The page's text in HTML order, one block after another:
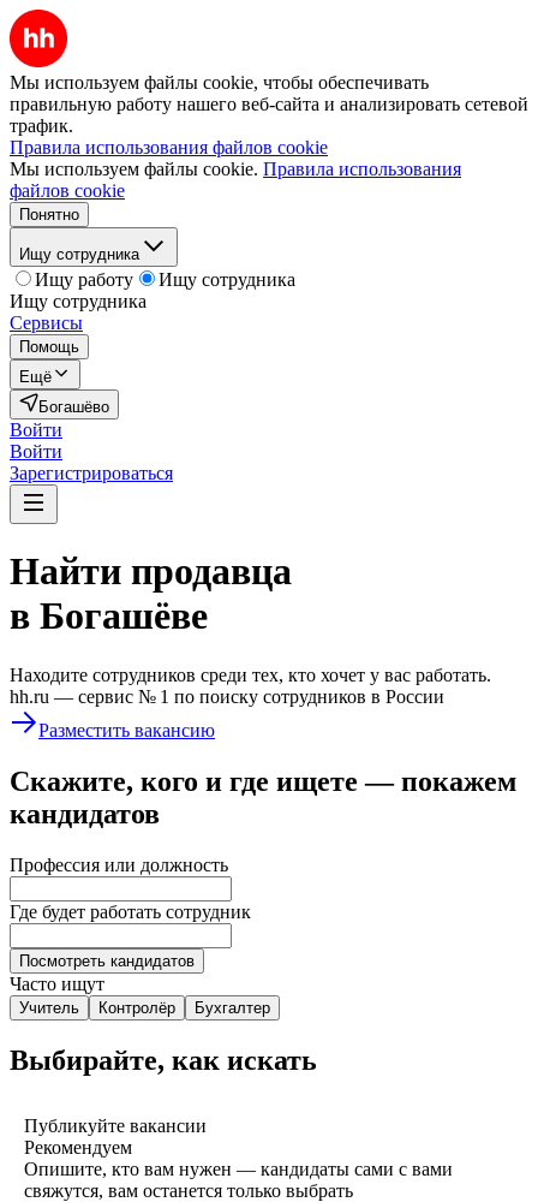
Мы используем файлы cookie, чтобы обеспечивать
правильную работу нашего веб-сайта и анализировать сетевой
трафик.
Правила использования файлов cookie
Мы используем файлы cookie. Правила использования
файлов cookie
Понятно
Ищу сотрудника
Ищу работу
Ищу сотрудника
Ищу сотрудника
Сервисы
Помощь
Ещё
Богашёво
Войти
Войти
Зарегистрироваться
Найти продавца
в Богашёве
Находите сотрудников среди тех, кто хочет у вас работать.
hh.ru — сервис № 1 по поиску сотрудников в России
Разместить вакансию
Скажите, кого и где ищете — покажем
кандидатов
Профессия или должность
Где будет работать сотрудник
Посмотреть кандидатов
Часто ищут
Учитель Контролёр Бухгалтер
Выбирайте, как искать
Публикуйте вакансии
Рекомендуем
Опишите, кто вам нужен — кандидаты сами с вами
свяжутся, вам останется только выбрать